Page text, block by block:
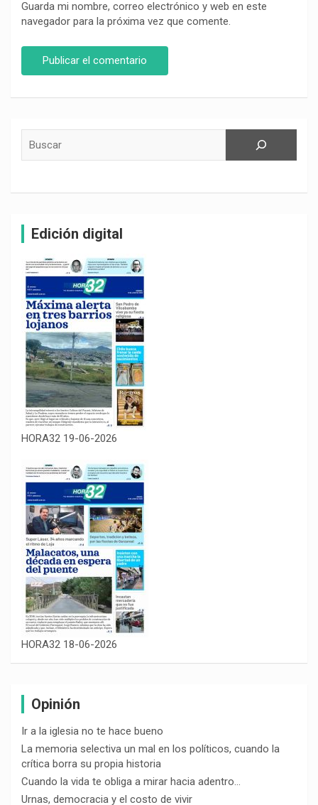
Guarda mi nombre, correo electrónico y web en este
navegador para la próxima vez que comente.
Edición digital
HORA32 19-06-2026
HORA32 18-06-2026
Opinión
Ir a la iglesia no te hace bueno
La memoria selectiva un mal en los políticos, cuando la
crítica borra su propia historia
Cuando la vida te obliga a mirar hacia adentro…
Urnas, democracia y el costo de vivir